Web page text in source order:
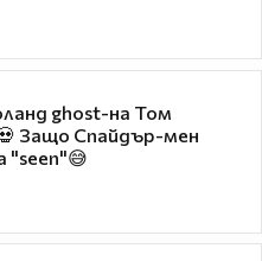
ghost-на Том
Защо Спайдър-мен
"seen"😅